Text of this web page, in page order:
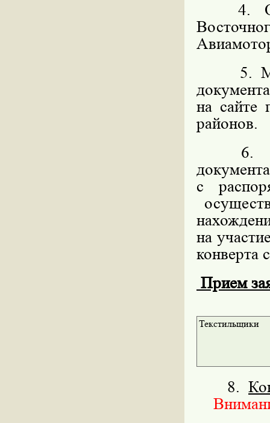
4.
5.
на
районов.
6.
с
на
конверта
Прием
Текстильщики
8.